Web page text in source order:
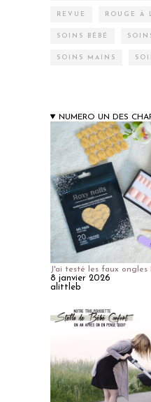
REVUE ROUGE À
SOINS BÉBÉ
SOINS MAINS
NUMERO UN DES
J'ai testé les faux ongles
8 janvier 2026
alittleb